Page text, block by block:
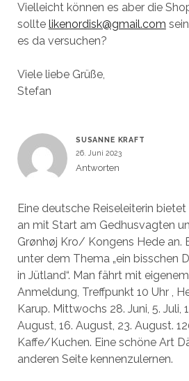
Vielleicht können es aber die
sollte likenordisk@gmail.com
es da versuchen?
Viele liebe Grüße,
Stefan
SUSANNE KRAFT
26. Juni 2023
Antworten
Eine deutsche Reiseleiterin
an mit Start am Gedhusvagten
Grønhøj Kro/ Kongens Hede an.
unter dem Thema „ein bisschen
in Jütland“. Man fährt mit
Anmeldung, Treffpunkt 10 Uhr ,
Karup. Mittwochs 28. Juni, 5. Juli,
August, 16. August, 23. August.
Kaffe/Kuchen. Eine schöne Art
anderen Seite kennenzulernen.